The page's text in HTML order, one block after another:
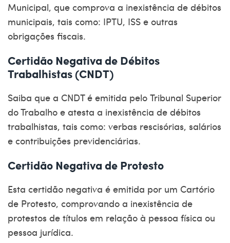
Municipal, que comprova a inexistência de débitos
municipais, tais como: IPTU, ISS e outras
obrigações fiscais.
Certidão Negativa de Débitos
Trabalhistas (CNDT)
Saiba que a CNDT é emitida pelo Tribunal Superior
do Trabalho e atesta a inexistência de débitos
trabalhistas, tais como: verbas rescisórias, salários
e contribuições previdenciárias.
Certidão Negativa de Protesto
Esta certidão negativa é emitida por um Cartório
de Protesto, comprovando a inexistência de
protestos de títulos em relação à pessoa física ou
pessoa jurídica.